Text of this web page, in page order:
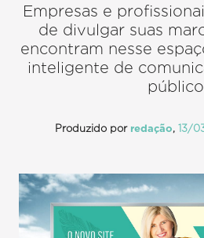
Empresas e
de divulgar suas
encontram nesse
inteligente de
público
Produzido por redação,13/